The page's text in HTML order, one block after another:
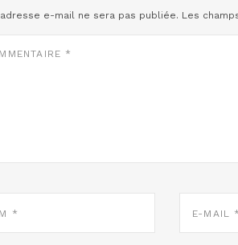
e-mail ne sera pas publiée. Les
MAIL